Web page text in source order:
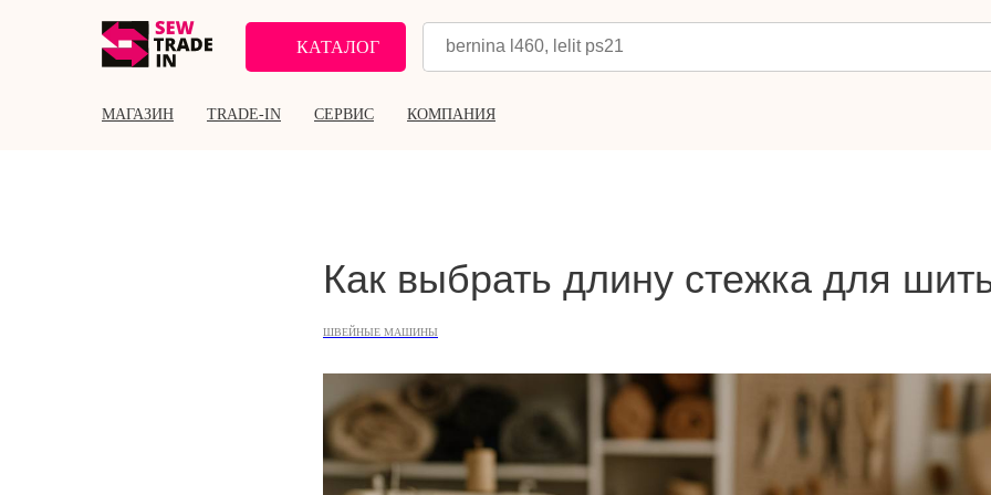
КАТАЛОГ
МАГАЗИН TRADE-IN СЕРВИС КОМПАНИЯ
Как выбрать длину стежка для
ШВЕЙНЫЕ МАШИНЫ